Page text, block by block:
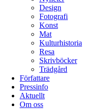
Design
Fotografi
Konst
Mat
Kulturhistoria
Resa
Skrivböcker
Trädgård
Författare
Pressinfo
Aktuellt
Om oss